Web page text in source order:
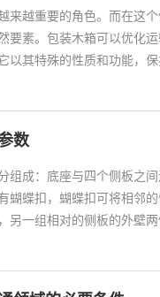
来越重要的角色。而在这
素。包装木箱可以优化
以其特殊的性质和功能，
数
组成：底座与四个侧板之
蝴蝶扣，蝴蝶扣可将相邻
一组相对的侧板的外壁